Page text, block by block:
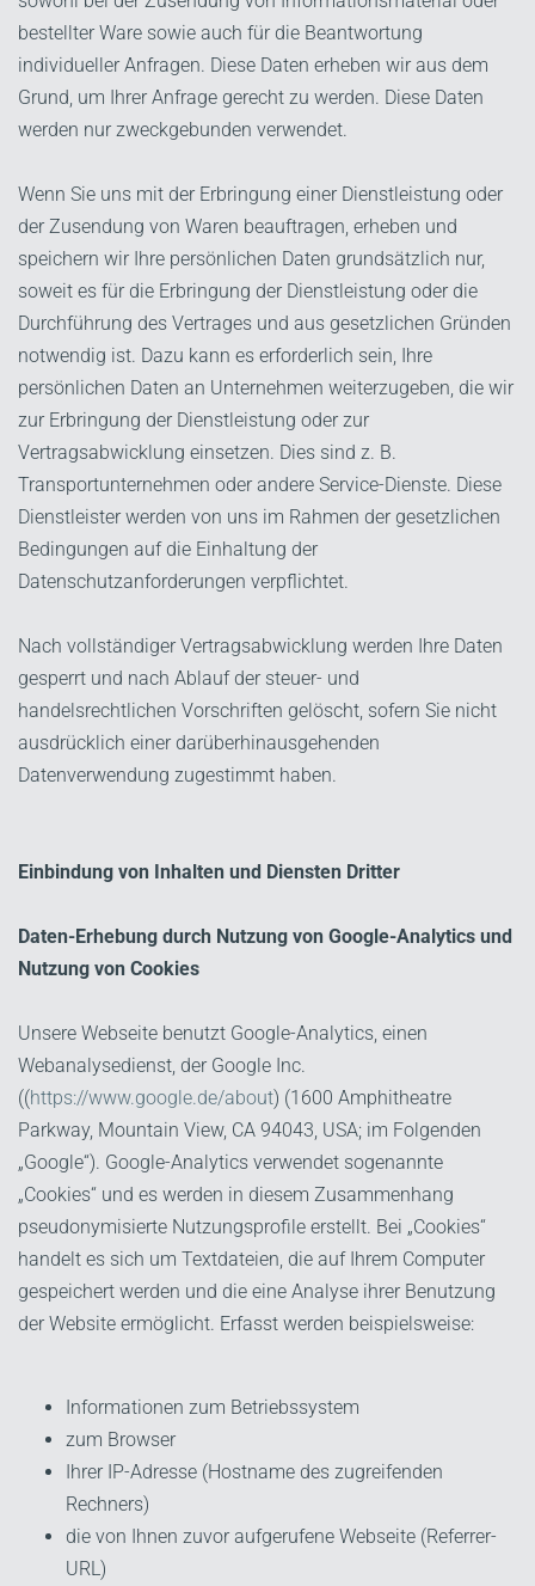
bestellter Ware sowie auch für die Beantwortung
individueller Anfragen. Diese Daten erheben wir aus dem
Grund, um Ihrer Anfrage gerecht zu werden. Diese Daten
werden nur zweckgebunden verwendet.
Wenn Sie uns mit der Erbringung einer Dienstleistung oder
der Zusendung von Waren beauftragen, erheben und
speichern wir Ihre persönlichen Daten grundsätzlich nur,
soweit es für die Erbringung der Dienstleistung oder die
Durchführung des Vertrages und aus gesetzlichen Gründen
notwendig ist. Dazu kann es erforderlich sein, Ihre
persönlichen Daten an Unternehmen weiterzugeben, die wir
zur Erbringung der Dienstleistung oder zur
Vertragsabwicklung einsetzen. Dies sind z. B.
Transportunternehmen oder andere Service-Dienste. Diese
Dienstleister werden von uns im Rahmen der gesetzlichen
Bedingungen auf die Einhaltung der
Datenschutzanforderungen verpflichtet.
Nach vollständiger Vertragsabwicklung werden Ihre Daten
gesperrt und nach Ablauf der steuer- und
handelsrechtlichen Vorschriften gelöscht, sofern Sie nicht
ausdrücklich einer darüberhinausgehenden
Datenverwendung zugestimmt haben.
Einbindung von Inhalten und Diensten Dritter
Daten-Erhebung durch Nutzung von Google-Analytics und
Nutzung von Cookies
Unsere Webseite benutzt Google-Analytics, einen
Webanalysedienst, der Google Inc.
((https://www.google.de/about) (1600 Amphitheatre
Parkway, Mountain View, CA 94043, USA; im Folgenden
„Google“). Google-Analytics verwendet sogenannte
„Cookies“ und es werden in diesem Zusammenhang
pseudonymisierte Nutzungsprofile erstellt. Bei „Cookies“
handelt es sich um Textdateien, die auf Ihrem Computer
gespeichert werden und die eine Analyse ihrer Benutzung
der Website ermöglicht. Erfasst werden beispielsweise:
Informationen zum Betriebssystem
zum Browser
Ihrer IP-Adresse (Hostname des zugreifenden
Rechners)
die von Ihnen zuvor aufgerufene Webseite (Referrer-
URL)